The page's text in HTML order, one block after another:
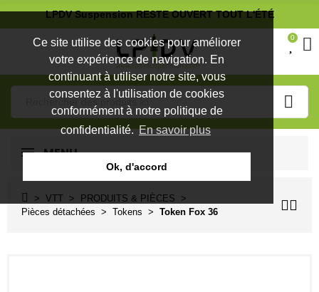
Ce site utilise des cookies pour améliorer
votre expérience de navigation. En
continuant à utiliser notre site, vous
consentez à l'utilisation de cookies
conformément à notre politique de
confidentialité.En savoir plus
Ok, d'accord
LPDV Suspension RESTE OUVERT TOUT L'ÉTÉ
0
MENU
VTT
PRODUITS & PIÈCES
Pièces détachées
Tokens Token Fox 36